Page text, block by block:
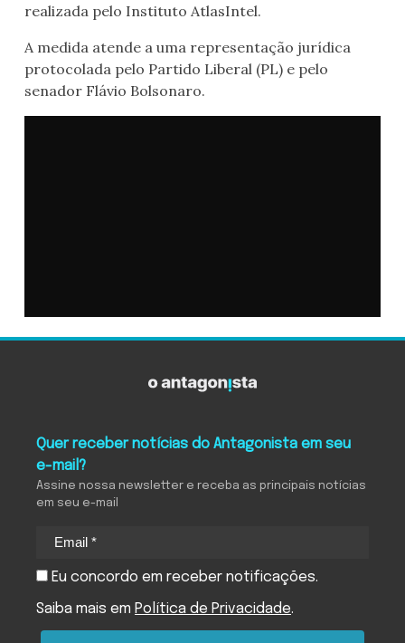
realizada pelo Instituto AtlasIntel.
A medida atende a uma representação jurídica
protocolada pelo Partido Liberal (PL) e pelo
senador Flávio Bolsonaro.
Quer receber notícias do Antagonista em seu
e-mail?
Assine nossa newsletter e receba as principais notícias
em seu e-mail
Eu concordo em receber notificações.
Saiba mais em Política de Privacidade.